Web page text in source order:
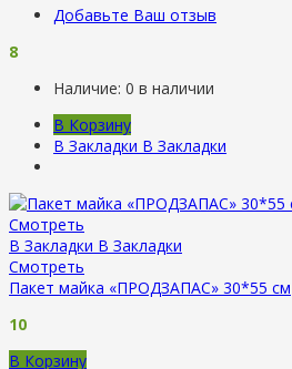
Добавьте Ваш отзыв
8
Наличие: 0 в наличии
В Корзину
В Закладки В Закладки
Смотреть
В Закладки В Закладки
Смотреть
Пакет майка «ПРОДЗАПАС» 30*55 см
10
В Корзину